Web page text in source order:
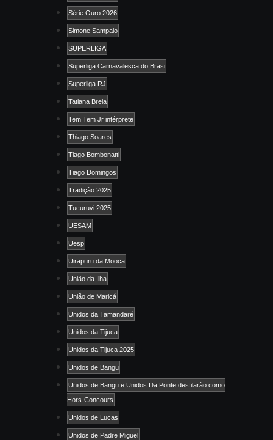
Série Ouro 2026
Simone Sampaio
SUPERLIGA
Superliga Carnavalesca do Brasi
Superliga RJ
Tatiana Breia
Tem Tem Jr intérprete
Thiago Soares
Tiago Bombonatti
Tiago Domingos
Tradição 2025
Tucuruvi 2025
UESAM
Uesp
Uirapuru da Mooca
União da Ilha
União de Maricá
Unidos da Tamandaré
Unidos da Tijuca
Unidos da Tijuca 2025
Unidos de Bangu
Unidos de Bangu e Unidos Da Ponte desfilarão como
Hors-Concours
Unidos de Lucas
Unidos de Padre Miguel